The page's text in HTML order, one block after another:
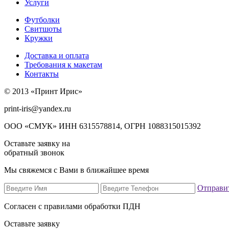
Услуги
Футболки
Свитшоты
Кружки
Доставка и оплата
Требования к макетам
Контакты
© 2013 «Принт Ирис»
print-iris@yandex.ru
ООО «СМУК» ИНН 6315578814, ОГРН 1088315015392
Оставьте заявку на
обратный звонок
Мы свяжемся с Вами в ближайшее время
Согласен с правилами обработки ПДН
Оставьте заявку